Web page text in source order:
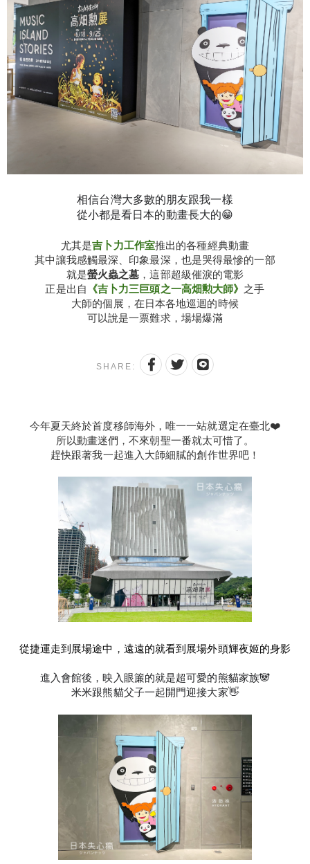
相信台灣大多數的朋友跟我一樣
從小都是看日本的動畫長大的😁
尤其是吉卜力工作室推出的各種經典動畫
其中讓我感觸最深、印象最深，也是哭得最慘的一部
就是螢火蟲之墓 ，這部超級催淚的電影
正是出自 《吉卜力三巨頭之一高畑勲大師》 之手
大師的個展，在日本各地巡迴的時候
可以說是一票難求，場場爆滿
SHARE:
今年夏天終於首度移師海外，唯一一站就選定在臺北❤️
所以動畫迷們，不來朝聖一番就太可惜了。
趕快跟著我一起進入大師細膩的創作世界吧！
從捷運走到展場途中，遠遠的就看到展場外頭輝夜姬的身影
進入會館後，映入眼簾的就是超可愛的熊貓家族🐼
米米跟熊貓父子一起開門迎接大家👋